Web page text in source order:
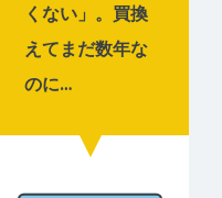
くない」。買換
えてまだ数年な
のに…